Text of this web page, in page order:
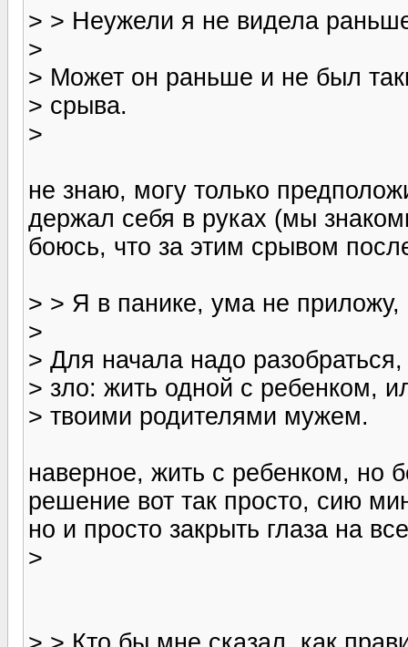
> > Неужели я не видела
>
> Может он раньше и не был
> срыва.
>
не знаю, могу только
держал себя в руках (мы
боюсь, что за этим срывом
> > Я в панике, ума не приложу,
>
> Для начала надо
> зло: жить одной с ребенком,
> твоими родителями мужем.
наверное, жить с ребенком, но
решение вот так просто, сию
но и просто закрыть глаза на
>